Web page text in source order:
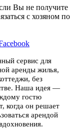
Вы не получите
с хозяном по
сервис для
аренды жилья,
без
Наша идея —
гостю
когда он решает
арендой